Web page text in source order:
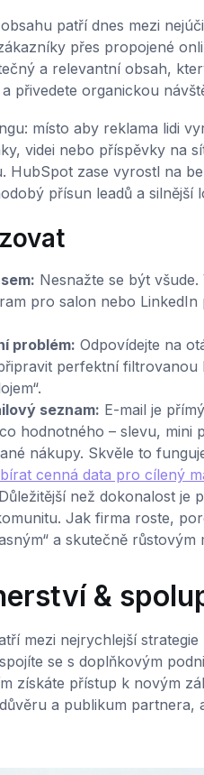
patří dnes mezi
přes propojené
a relevantní obsah,
přivedete organickou
místo aby reklama lidi
videi nebo příspěvky na
HubSpot zase vyrostl na
přísun leadů a silnější
Nesnažte se být
pro salon nebo
problém: Odpovídejte na
perfektní
seznam: E-mail je
hodnotného – slevu, mini
nákupy. Skvěle to
cenná data pro cílený
Důležitější než dokonalost je
Jak firma roste,
a skutečně růstovým
&
mezi nejrychlejší
se s doplňkovým
získáte přístup k novým
a publikum